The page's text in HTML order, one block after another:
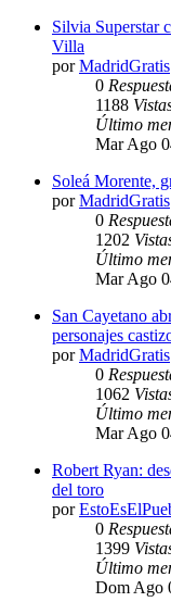
Silvia Superstar
Villa
porMadridGratis
0
1188
Último
Mar Ago
Soleá Morente,
porMadridGratis
0
1202
Último
Mar Ago
San Cayetano
personajes
porMadridGratis
0
1062
Último
Mar Ago
Robert Ryan:
del toro
por
0
1399
Último
Dom Ago